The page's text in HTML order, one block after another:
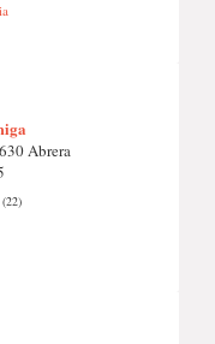
Abrera
(22)